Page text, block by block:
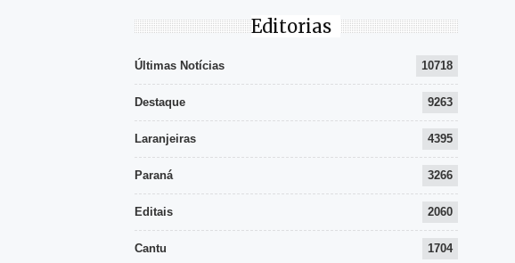
Editorias
Últimas Notícias 10718
Destaque 9263
Laranjeiras 4395
Paraná 3266
Editais 2060
Cantu 1704